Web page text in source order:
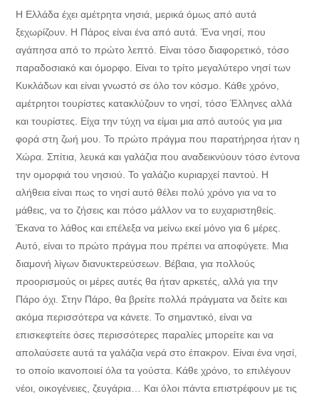
Η Ελλάδα έχει αμέτρητα νησιά, μερικά όμως από αυτά
ξεχωρίζουν. Η Πάρος είναι ένα από αυτά. Ένα νησί, που
αγάπησα από το πρώτο λεπτό. Είναι τόσο διαφορετικό, τόσο
παραδοσιακό και όμορφο. Είναι το τρίτο μεγαλύτερο νησί των
Κυκλάδων και είναι γνωστό σε όλο τον κόσμο. Κάθε χρόνο,
αμέτρητοι τουρίστες κατακλύζουν το νησί, τόσο Έλληνες αλλά
και τουρίστες. Είχα την τύχη να είμαι μια από αυτούς για μια
φορά στη ζωή μου. Το πρώτο πράγμα που παρατήρησα ήταν η
Χώρα. Σπίτια, λευκά και γαλάζια που αναδεικνύουν τόσο έντονα
την ομορφιά του νησιού. Το γαλάζιο κυριαρχεί παντού. Η
αλήθεια είναι πως το νησί αυτό θέλει πολύ χρόνο για να το
μάθεις, να το ζήσεις και πόσο μάλλον να το ευχαριστηθείς.
Έκανα το λάθος και επέλεξα να μείνω εκεί μόνο για 6 μέρες.
Αυτό, είναι το πρώτο πράγμα που πρέπει να αποφύγετε. Μια
διαμονή λίγων διανυκτερεύσεων. Βέβαια, για πολλούς
προορισμούς οι μέρες αυτές θα ήταν αρκετές, αλλά για την
Πάρο όχι. Στην Πάρο, θα βρείτε πολλά πράγματα να δείτε και
ακόμα περισσότερα να κάνετε. Το σημαντικό, είναι να
επισκεφτείτε όσες περισσότερες παραλίες μπορείτε και να
απολαύσετε αυτά τα γαλάζια νερά στο έπακρον. Είναι ένα νησί,
το οποίο ικανοποιεί όλα τα γούστα. Κάθε χρόνο, το επιλέγουν
νέοι, οικογένειες, ζευγάρια… Και όλοι πάντα επιστρέφουν με τις